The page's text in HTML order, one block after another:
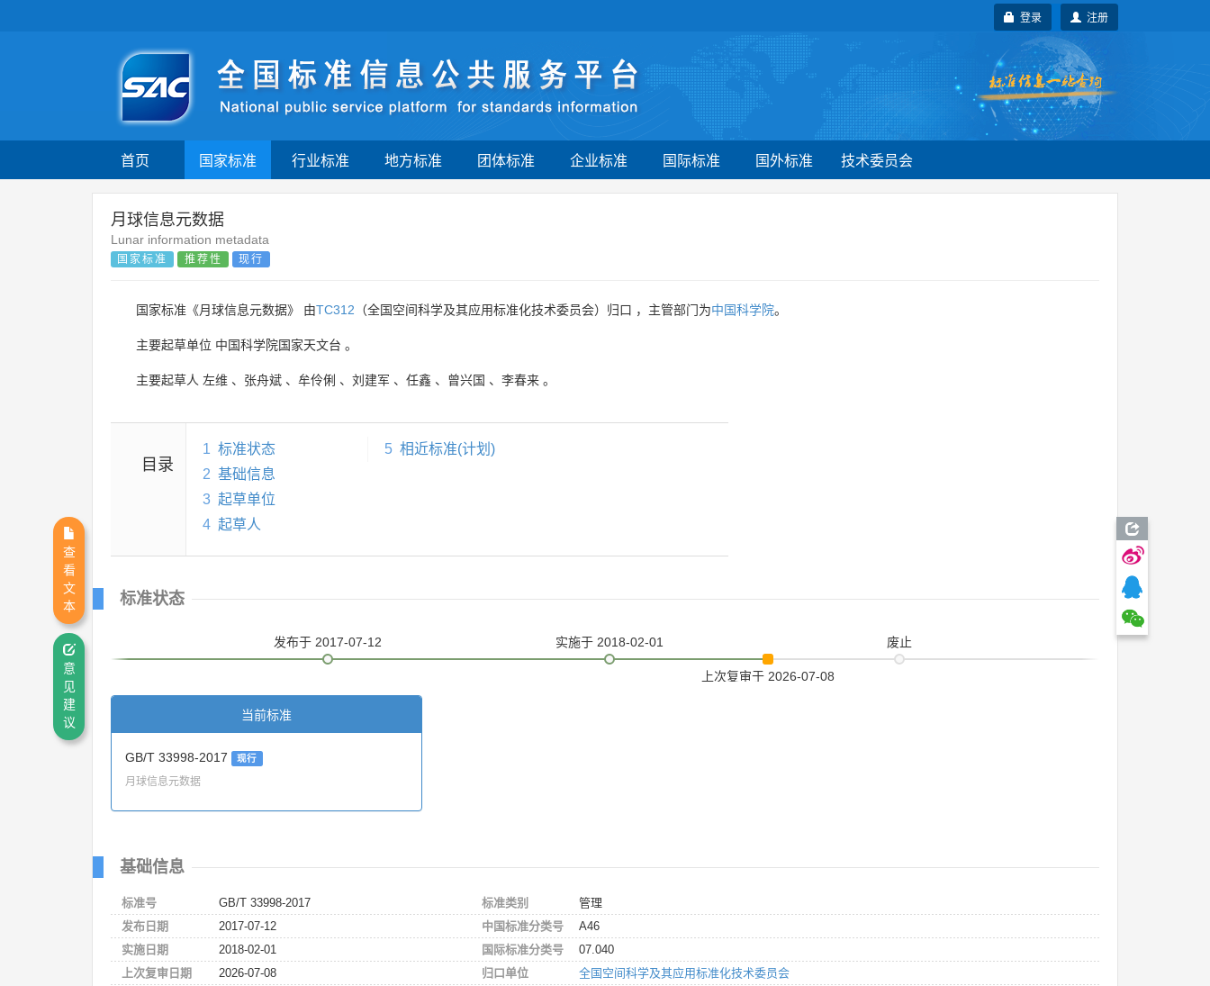
注册
登录
首页 国家标准 行业标准 地方标准 团体标准 企业标准 国际标准 国外标准 技术委员会
月球信息元数据
Lunar information metadata
国家标准 推荐性 现行
国家标准《月球信息元数据》 由TC312 （全国空间科学及其应用标准化技术委员会）归口 ，主管部门为中国科学院。
主要起草单位 中国科学院国家天文台 。
主要起草人 左维 、 张舟斌 、 牟伶俐 、 刘建军 、 任鑫 、 曾兴国 、 李春来 。
目录
1 标准状态
2 基础信息
3 起草单位
4 起草人
5 相近标准(计划)
标准状态
发布于 2017-07-12 实施于 2018-02-01
上次复审于 2026-07-08
废止
当前标准
GB/T 33998-2017 现行
月球信息元数据
基础信息
标准号
GB/T 33998-2017
发布日期
2017-07-12
实施日期
2018-02-01
上次复审日期
2026-07-08
标准类别
管理
中国标准分类号
A46
国际标准分类号
07.040
归口单位
全国空间科学及其应用标准化技术委员会
查
看
文
本
意
见
建
议